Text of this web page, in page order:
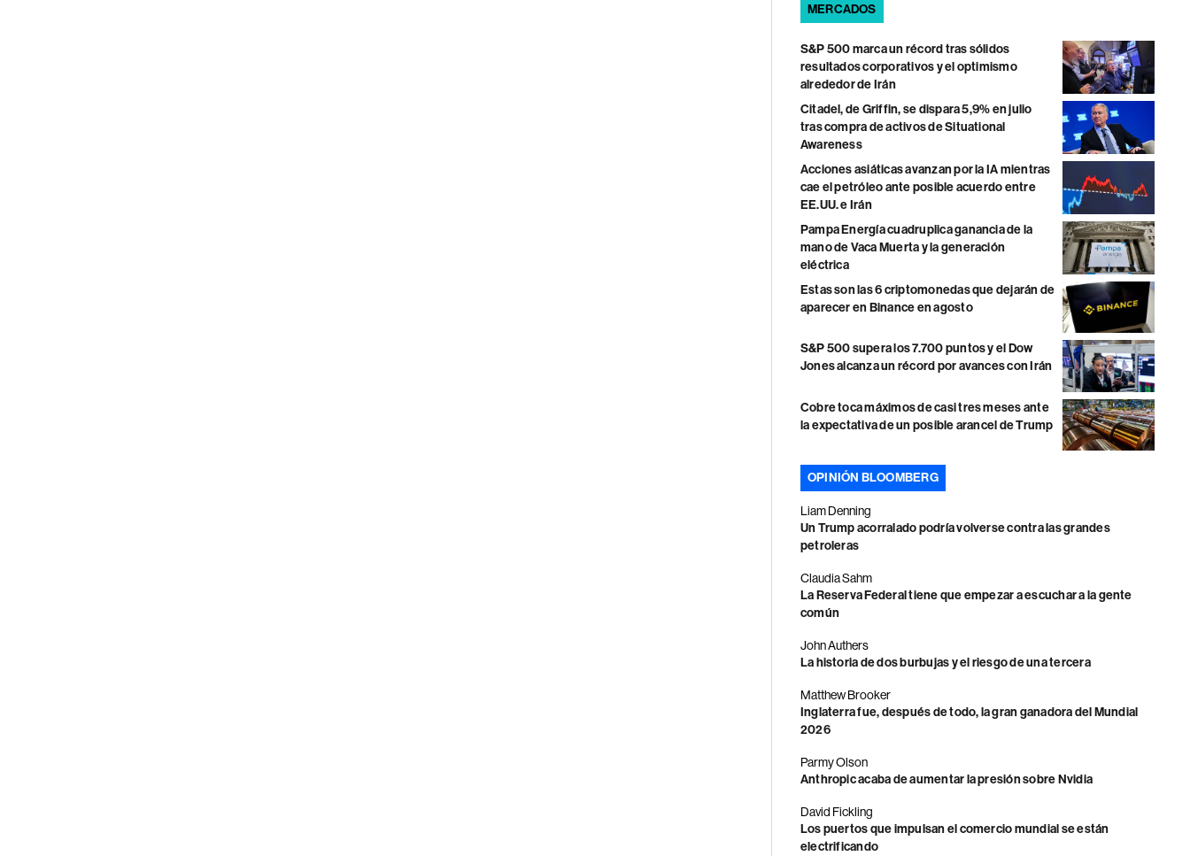
MERCADOS
S&P 500 marca un récord tras sólidos
resultados corporativos y el optimismo
alrededor de Irán
Citadel, de Griffin, se dispara 5,9% en julio
tras compra de activos de Situational
Awareness
Acciones asiáticas avanzan por la IA mientras
cae el petróleo ante posible acuerdo entre
EE.UU. e Irán
Pampa Energía cuadruplica ganancia de la
mano de Vaca Muerta y la generación
eléctrica
Estas son las 6 criptomonedas que dejarán de
aparecer en Binance en agosto
S&P 500 supera los 7.700 puntos y el Dow
Jones alcanza un récord por avances con Irán
Cobre toca máximos de casi tres meses ante
la expectativa de un posible arancel de Trump
OPINIÓN BLOOMBERG
Liam Denning
Un Trump acorralado podría volverse contra las grandes
petroleras
Claudia Sahm
La Reserva Federal tiene que empezar a escuchar a la gente
común
John Authers
La historia de dos burbujas y el riesgo de una tercera
Matthew Brooker
Inglaterra fue, después de todo, la gran ganadora del Mundial
2026
Parmy Olson
Anthropic acaba de aumentar la presión sobre Nvidia
David Fickling
Los puertos que impulsan el comercio mundial se están
electrificando